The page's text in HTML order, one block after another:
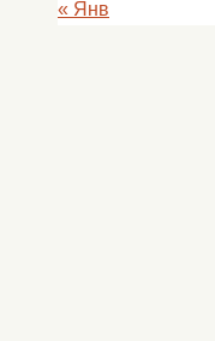
« Янв